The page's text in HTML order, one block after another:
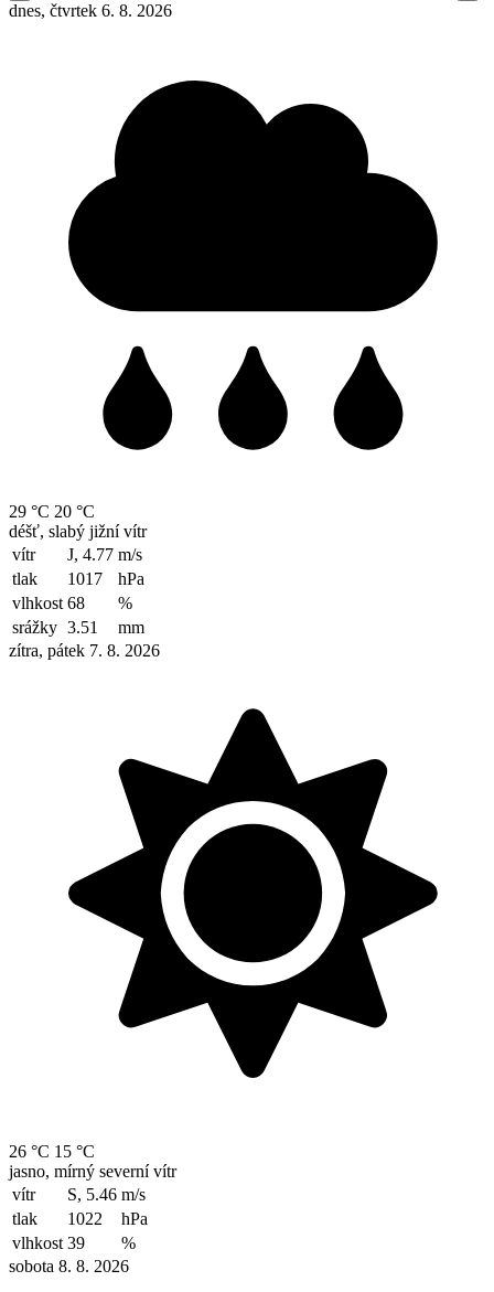
dnes, čtvrtek 6. 8. 2026
29 °C 20 °C
déšť, slabý jižní vítr
vítr
J, 4.77 m/s
tlak
1017
hPa
vlhkost 68
%
srážky 3.51
mm
zítra, pátek 7. 8. 2026
26 °C 15 °C
jasno, mírný severní vítr
vítr
S, 5.46 m/s
tlak
1022
hPa
vlhkost 39
%
sobota 8. 8. 2026